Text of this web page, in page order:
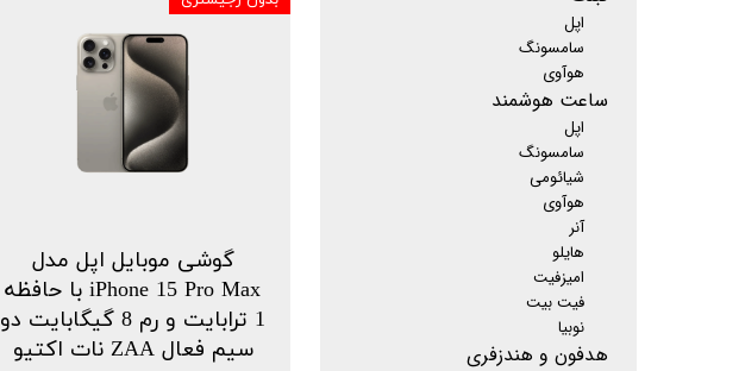
گوشی موبایل اپل مدل
iPhone 15 Pro Max با حافظه
1 ترابایت و رم 8 گیگابایت دو
سیم فعال ZAA نات اکتیو
اپل
سامسونگ
هوآوی
ساعت هوشمند
اپل
سامسونگ
شیائومی
هوآوی
آنر
هایلو
امیزفیت
فیت بیت
نوبیا
هدفون و هندزفری